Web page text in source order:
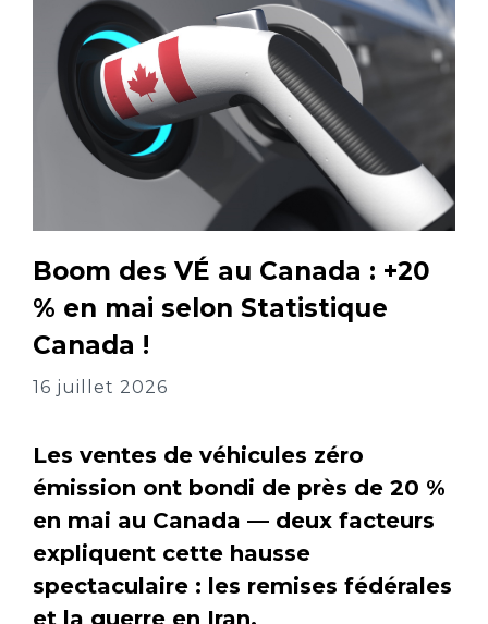
Boom des VÉ au Canada : +20
% en mai selon Statistique
Canada !
16 juillet 2026
Les ventes de véhicules zéro
émission ont bondi de près de 20 %
en mai au Canada — deux facteurs
expliquent cette hausse
spectaculaire : les remises fédérales
et la guerre en Iran.